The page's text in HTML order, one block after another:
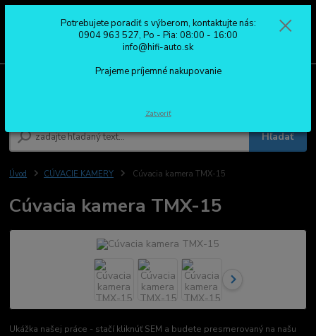
Hľadať
0904 963 527
Po - Pia: 08:00 - 16:00
Úvod CÚVACIE KAMERY Cúvacia kamera TMX-15
Cúvacia kamera TMX-15
Ukážka našej práce - stačí kliknúť SEM a budete presmerovaný na našu
Potrebujete poradiť s výberom, kontaktujte nás:
0904 963 527, Po - Pia: 08:00 - 16:00
info@hifi-auto.sk
Prajeme príjemné nakupovanie
Zatvoriť